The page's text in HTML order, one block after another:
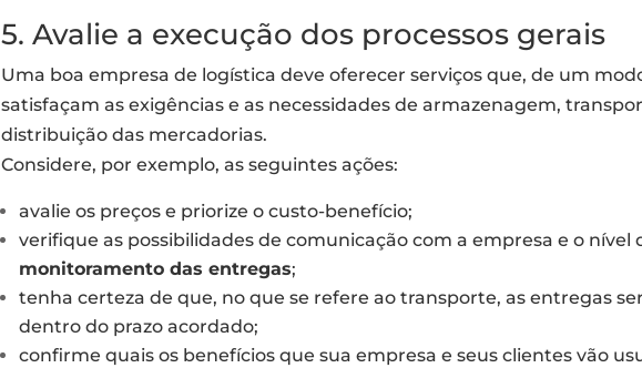
5. Avalie a execução dos processos gerais
Uma boa empresa de logística deve oferecer serviços que, de um
satisfaçam as exigências e as necessidades de armazenagem,
distribuição das mercadorias.
Considere, por exemplo, as seguintes ações:
avalie os preços e priorize o custo-benefício;
verifique as possibilidades de comunicação com a empresa e o nível
monitoramento das entregas;
tenha certeza de que, no que se refere ao transporte, as entregas
dentro do prazo acordado;
confirme quais os benefícios que sua empresa e seus clientes vão